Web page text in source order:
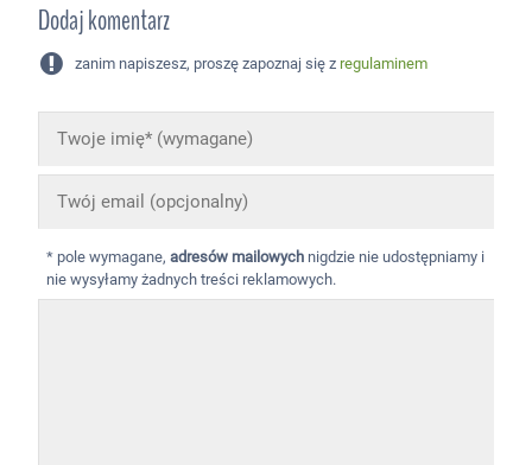
Dodaj komentarz
zanim napiszesz, proszę zapoznaj się z regulaminem
* pole wymagane,adresów mailowych nigdzie nie udostępniamy i
nie wysyłamy żadnych treści reklamowych.